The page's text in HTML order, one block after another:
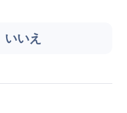
いいえ